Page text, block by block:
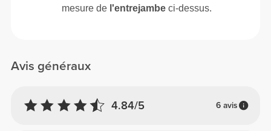
Avis généraux
4.84/5 6 avis
mesure de l'entrejambe ci-dessus.